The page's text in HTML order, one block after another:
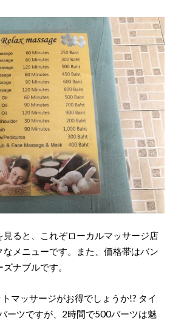
ると、これぞローカルマッサージ店
なメニューです。また、価格帯はバン
ナブルです。
マッサージがお得でしょうか!? タイ
ーツですが、2時間で500バーツは魅